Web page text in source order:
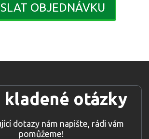
OBJEDNÁVKU
kladené otázky
dotazy nám napište, rádi vám
pomůžeme!